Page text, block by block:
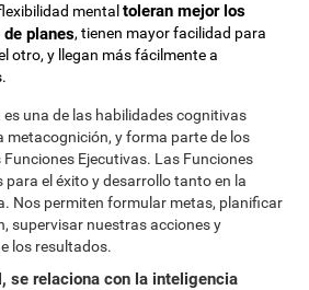
mentaltoleran mejor los
planes, tienen mayor facilidad para
otro, y llegan más fácilmente a
una de las habilidades cognitivas
metacognición, y forma parte de los
Ejecutivas. Las Funciones
para el éxito y desarrollo tanto en la
Nos permiten formular metas, planificar
supervisar nuestras acciones y
los resultados.
se relaciona con la inteligencia